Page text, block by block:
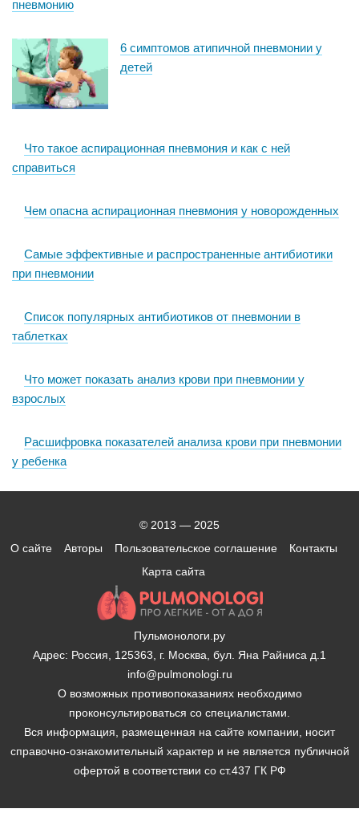
пневмонию
6 симптомов атипичной пневмонии у
детей
Что такое аспирационная пневмония и как с ней
справиться
Чем опасна аспирационная пневмония у новорожденных
Самые эффективные и распространенные антибиотики
при пневмонии
Список популярных антибиотиков от пневмонии в
таблетках
Что может показать анализ крови при пневмонии у
взрослых
Расшифровка показателей анализа крови при пневмонии
у ребенка
© 2013 — 2025
О сайте
Авторы Пользовательское соглашение
Контакты
Карта сайта
Пульмонологи.ру
Адрес: Россия, 125363, г. Москва, бул. Яна Райниса д.1
info@pulmonologi.ru
О возможных противопоказаниях необходимо
проконсультироваться со специалистами.
Вся информация, размещенная на сайте компании, носит
справочно-ознакомительный характер и не является публичной
офертой в соответствии со ст.437 ГК РФ